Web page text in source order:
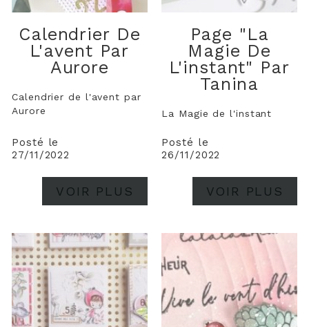
Calendrier De
L'avent Par
Aurore
Calendrier de l'avent par
Aurore
Posté le
27/11/2022
VOIR PLUS
Page "La
Magie De
L'instant" Par
Tanina
La Magie de l'instant
Posté le
26/11/2022
VOIR PLUS